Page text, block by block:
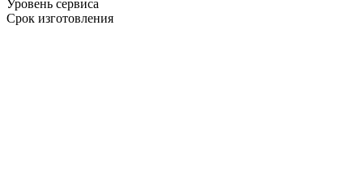
Уровень сервиса
Срок изготовления